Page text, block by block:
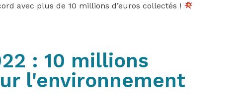
avec plus de 10 millions d’euros collectés !
: 10 millions
l'environnement